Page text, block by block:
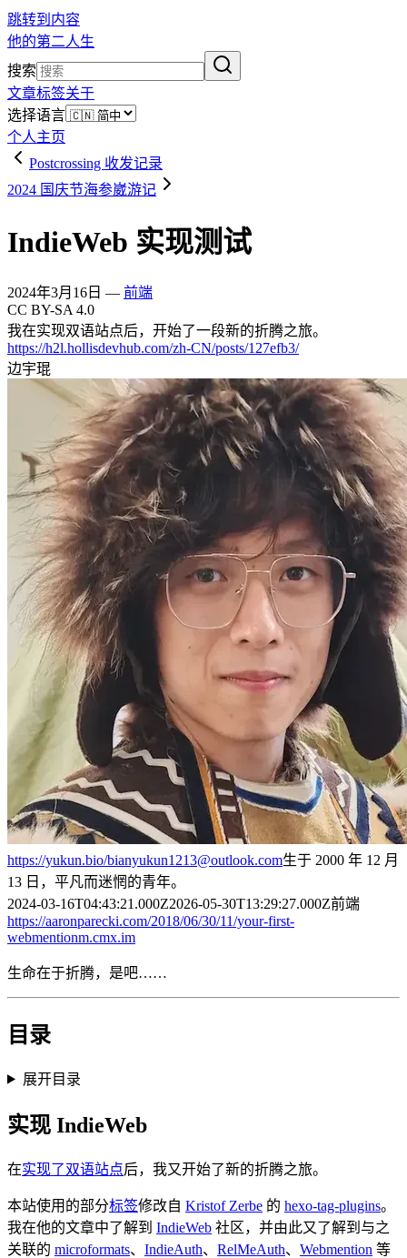
跳转到内容
他的第二人生
搜索
文章标签关于
选择语言
个人主页
Postcrossing 收发记录
2024 国庆节海参崴游记
IndieWeb 实现测试
2024年3月16日 — 前端
CC BY-SA 4.0
我在实现双语站点后，开始了一段新的折腾之旅。
https://h2l.hollisdevhub.com/zh-CN/posts/127efb3/
边宇琨
https://yukun.bio/bianyukun1213@outlook.com生于 2000 年 12 月
13 日，平凡而迷惘的青年。
2024-03-16T04:43:21.000Z2026-05-30T13:29:27.000Z前端
https://aaronparecki.com/2018/06/30/11/your-first-
webmentionm.cmx.im
生命在于折腾，是吧……
目录
展开目录
实现 IndieWeb
在实现了双语站点后，我又开始了新的折腾之旅。
本站使用的部分标签修改自 Kristof Zerbe 的 hexo-tag-plugins。
我在他的文章中了解到 IndieWeb 社区，并由此又了解到与之
关联的 microformats、 IndieAuth、 RelMeAuth、 Webmention 等